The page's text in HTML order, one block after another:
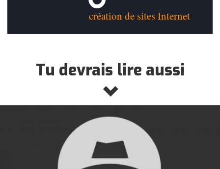
création de sites Internet
Tu devrais lire aussi